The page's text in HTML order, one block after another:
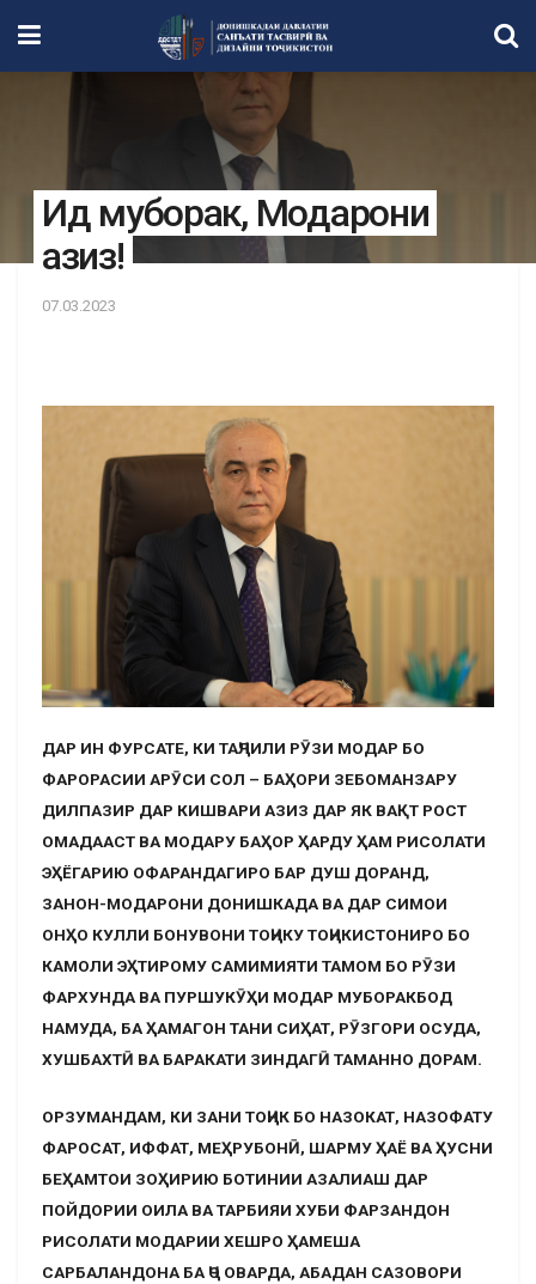
Ид муборак, Модарони
азиз!
07.03.2023
ДАР ИН ФУРСАТЕ, КИ ТАҶЛИЛИ РӮЗИ МОДАР БО
ФАРОРАСИИ АРӮСИ СОЛ – БАҲОРИ ЗЕБОМАНЗАРУ
ДИЛПАЗИР ДАР КИШВАРИ АЗИЗ ДАР ЯК ВАҚТ РОСТ
ОМАДААСТ ВА МОДАРУ БАҲОР ҲАРДУ ҲАМ РИСОЛАТИ
ЭҲЁГАРИЮ ОФАРАНДАГИРО БАР ДУШ ДОРАНД,
ЗАНОН-МОДАРОНИ ДОНИШКАДА ВА ДАР СИМОИ
ОНҲО КУЛЛИ БОНУВОНИ ТОҶИКУ ТОҶИКИСТОНИРО БО
КАМОЛИ ЭҲТИРОМУ САМИМИЯТИ ТАМОМ БО РӮЗИ
ФАРХУНДА ВА ПУРШУКӮҲИ МОДАР МУБОРАКБОД
НАМУДА, БА ҲАМАГОН ТАНИ СИҲАТ, РӮЗГОРИ ОСУДА,
ХУШБАХТӢ ВА БАРАКАТИ ЗИНДАГӢ ТАМАННО ДОРАМ.
ОРЗУМАНДАМ, КИ ЗАНИ ТОҶИК БО НАЗОКАТ, НАЗОФАТУ
ФАРОСАТ, ИФФАТ, МЕҲРУБОНӢ, ШАРМУ ҲАЁ ВА ҲУСНИ
БЕҲАМТОИ ЗОҲИРИЮ БОТИНИИ АЗАЛИАШ ДАР
ПОЙДОРИИ ОИЛА ВА ТАРБИЯИ ХУБИ ФАРЗАНДОН
РИСОЛАТИ МОДАРИИ ХЕШРО ҲАМЕША
САРБАЛАНДОНА БА ҶО ОВАРДА, АБАДАН САЗОВОРИ